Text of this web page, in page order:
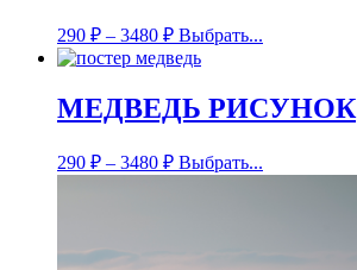
290 ₽ – 3480 ₽ Выбрать...
МЕДВЕДЬ РИСУНОК
290 ₽ – 3480 ₽ Выбрать...